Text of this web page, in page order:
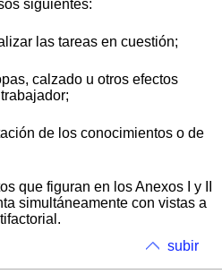
siguientes:
las tareas en cuestión;
calzado u otros efectos
de los conocimientos o de
que figuran en los Anexos I y II
simultáneamente con vistas a
subir